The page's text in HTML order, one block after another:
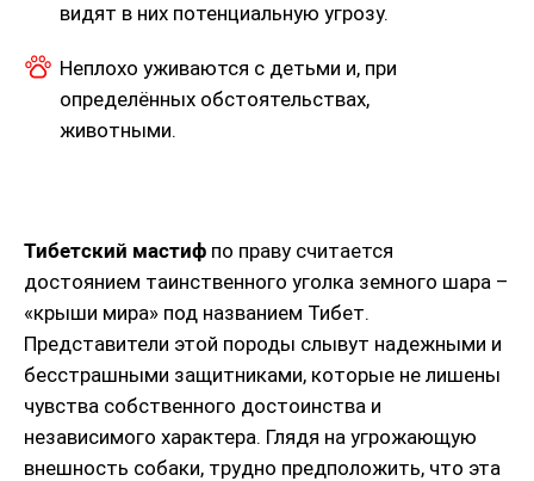
видят в них потенциальную угрозу.
Неплохо уживаются с детьми и, при
определённых обстоятельствах,
животными.
Тибетский мастиф по праву считается
достоянием таинственного уголка земного шара –
«крыши мира» под названием Тибет.
Представители этой породы слывут надежными и
бесстрашными защитниками, которые не лишены
чувства собственного достоинства и
независимого характера. Глядя на угрожающую
внешность собаки, трудно предположить, что эта